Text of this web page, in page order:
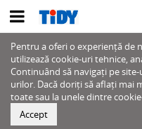
Pentru a oferi o experiență de
utilizează cookie-uri tehnice,
Continuând să navigați pe
urilor. Dacă doriți să aflați mai
toate sau la unele dintre
Accept